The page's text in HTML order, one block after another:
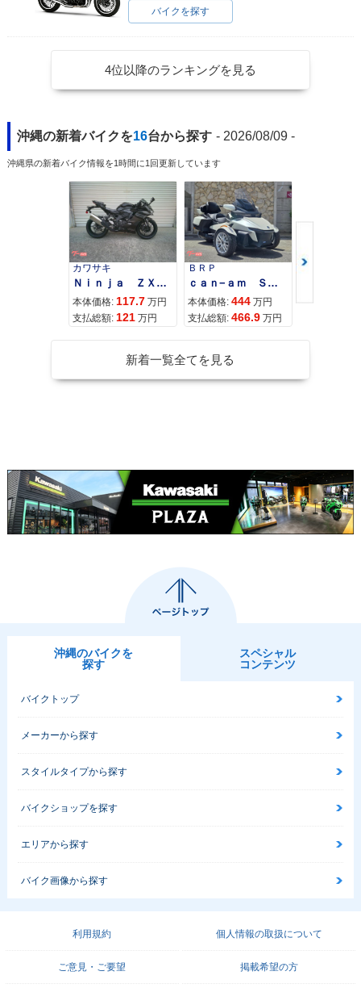
バイクを探す
4位以降のランキングを見る
沖縄の新着バイクを16台から探す - 2026/08/09 -
沖縄県の新着バイク情報を1時間に1回更新しています
カワサキ
Ｎｉｎｊａ ＺＸ−４Ｒ ＳＥ
本体価格: 117.7 万円
支払総額: 121 万円
ＢＲＰ
ｃａｎ−ａｍ ＳＰＹＤＥＲ ＲＴ ＬＩＭＩＴＥＤ
本体価格: 444 万円
支払総額: 466.9 万円
スズキ
本体価格:
新着一覧全てを見る
沖縄のバイクを
探す
スペシャル
コンテンツ
バイクトップ
メーカーから探す
スタイルタイプから探す
バイクショップを探す
エリアから探す
バイク画像から探す
利用規約 個人情報の取扱について
ご意見・ご要望 掲載希望の方